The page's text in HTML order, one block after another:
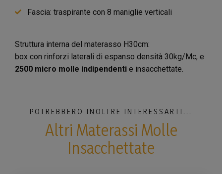
Fascia: traspirante con 8 maniglie verticali
Struttura interna del materasso H30cm:
box con rinforzi laterali di espanso densità 30kg/Mc, e
2500 micro molle indipendenti e insacchettate.
POTREBBERO INOLTRE INTERESSARTI...
Altri Materassi Molle
Insacchettate